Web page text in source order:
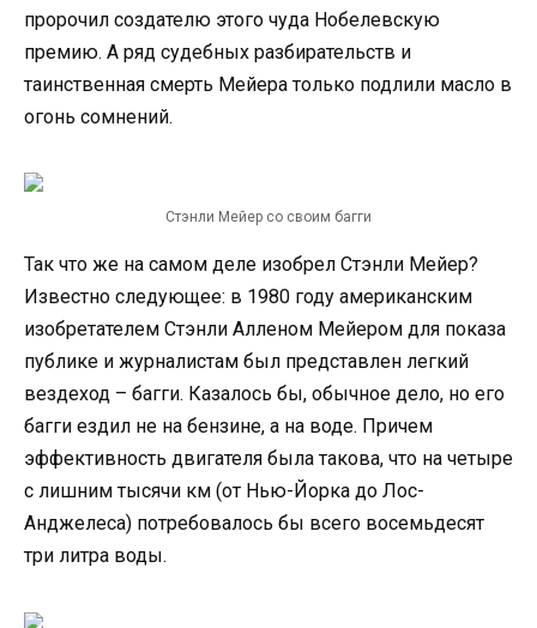
пророчил создателю этого чуда Нобелевскую
премию. А ряд судебных разбирательств и
таинственная смерть Мейера только подлили масло в
огонь сомнений.
Стэнли Мейер со своим багги
Так что же на самом деле изобрел Стэнли Мейер?
Известно следующее: в 1980 году американским
изобретателем Стэнли Алленом Мейером для показа
публике и журналистам был представлен легкий
вездеход – багги. Казалось бы, обычное дело, но его
багги ездил не на бензине, а на воде. Причем
эффективность двигателя была такова, что на четыре
с лишним тысячи км (от Нью-Йорка до Лос-
Анджелеса) потребовалось бы всего восемьдесят
три литра воды.